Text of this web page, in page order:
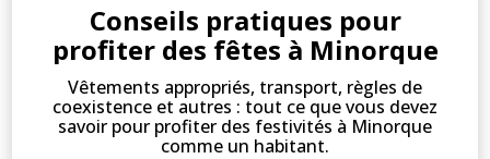
Conseils pratiques pour
profiter des fêtes à Minorque
Vêtements appropriés, transport, règles de
coexistence et autres : tout ce que vous devez
savoir pour profiter des festivités à Minorque
comme un habitant.